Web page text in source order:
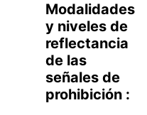
Modalidades
y niveles de
reflectancia
de las
señales de
prohibición :